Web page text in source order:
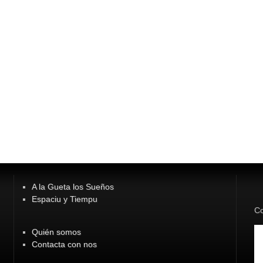
A la Gueta los Sueños
Espaciu y Tiempu
Quién somos
Contacta con nos